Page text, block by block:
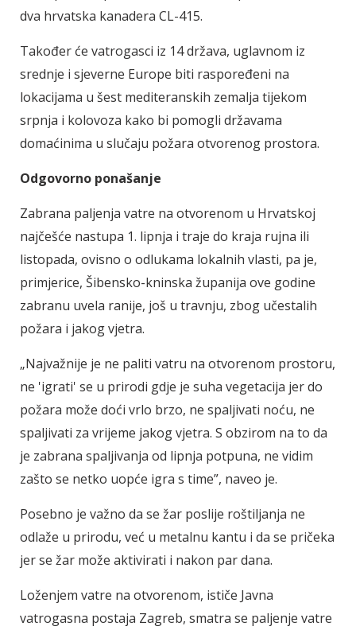
dva hrvatska kanadera CL-415.
Također će vatrogasci iz 14 država, uglavnom iz
srednje i sjeverne Europe biti raspoređeni na
lokacijama u šest mediteranskih zemalja tijekom
srpnja i kolovoza kako bi pomogli državama
domaćinima u slučaju požara otvorenog prostora.
Odgovorno ponašanje
Zabrana paljenja vatre na otvorenom u Hrvatskoj
najčešće nastupa 1. lipnja i traje do kraja rujna ili
listopada, ovisno o odlukama lokalnih vlasti, pa je,
primjerice, Šibensko-kninska županija ove godine
zabranu uvela ranije, još u travnju, zbog učestalih
požara i jakog vjetra.
„Najvažnije je ne paliti vatru na otvorenom prostoru,
ne 'igrati' se u prirodi gdje je suha vegetacija jer do
požara može doći vrlo brzo, ne spaljivati noću, ne
spaljivati za vrijeme jakog vjetra. S obzirom na to da
je zabrana spaljivanja od lipnja potpuna, ne vidim
zašto se netko uopće igra s time”, naveo je.
Posebno je važno da se žar poslije roštiljanja ne
odlaže u prirodu, već u metalnu kantu i da se pričeka
jer se žar može aktivirati i nakon par dana.
Loženjem vatre na otvorenom, ističe Javna
vatrogasna postaja Zagreb, smatra se paljenje vatre